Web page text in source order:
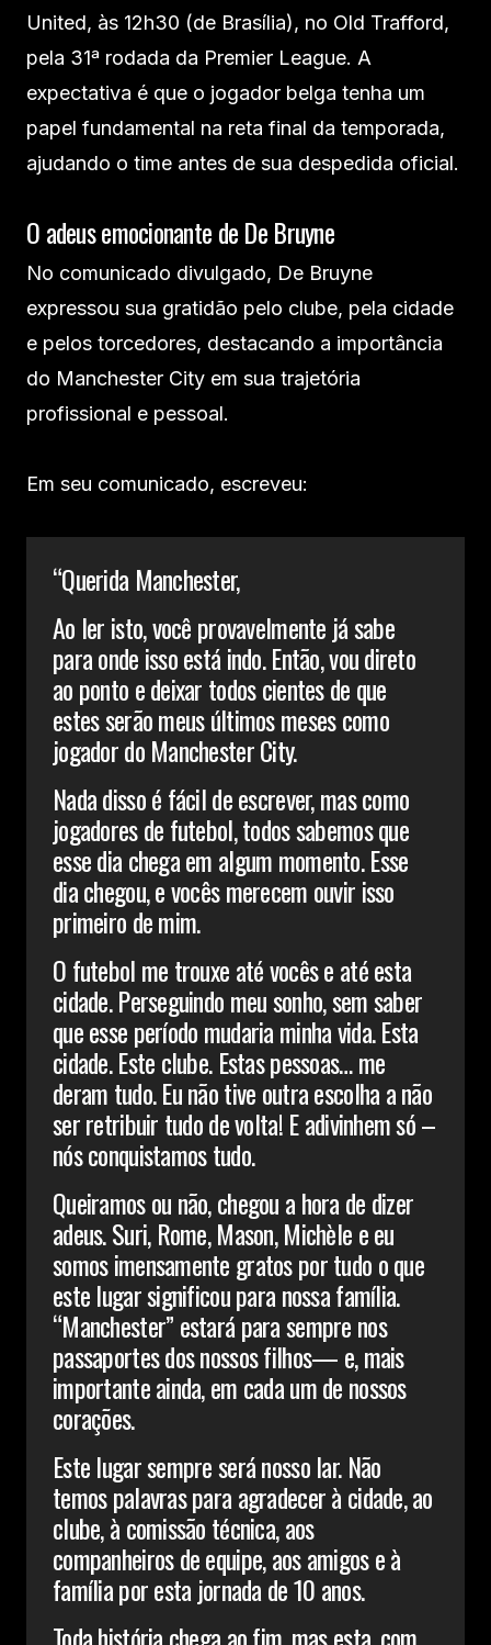
United, às 12h30 (de Brasília), no Old Trafford,
pela 31ª rodada da Premier League. A
expectativa é que o jogador belga tenha um
papel fundamental na reta final da temporada,
ajudando o time antes de sua despedida oficial.
O adeus emocionante de De Bruyne
No comunicado divulgado, De Bruyne
expressou sua gratidão pelo clube, pela cidade
e pelos torcedores, destacando a importância
do Manchester City em sua trajetória
profissional e pessoal.
Em seu comunicado, escreveu:
“Querida Manchester,
Ao ler isto, você provavelmente já sabe
para onde isso está indo. Então, vou direto
ao ponto e deixar todos cientes de que
estes serão meus últimos meses como
jogador do Manchester City.
Nada disso é fácil de escrever, mas como
jogadores de futebol, todos sabemos que
esse dia chega em algum momento. Esse
dia chegou, e vocês merecem ouvir isso
primeiro de mim.
O futebol me trouxe até vocês e até esta
cidade. Perseguindo meu sonho, sem saber
que esse período mudaria minha vida. Esta
cidade. Este clube. Estas pessoas… me
deram tudo. Eu não tive outra escolha a não
ser retribuir tudo de volta! E adivinhem só –
nós conquistamos tudo.
Queiramos ou não, chegou a hora de dizer
adeus. Suri, Rome, Mason, Michèle e eu
somos imensamente gratos por tudo o que
este lugar significou para nossa família.
“Manchester” estará para sempre nos
passaportes dos nossos filhos— e, mais
importante ainda, em cada um de nossos
corações.
Este lugar sempre será nosso lar. Não
temos palavras para agradecer à cidade, ao
clube, à comissão técnica, aos
companheiros de equipe, aos amigos e à
família por esta jornada de 10 anos.
Toda história chega ao fim, mas esta, com